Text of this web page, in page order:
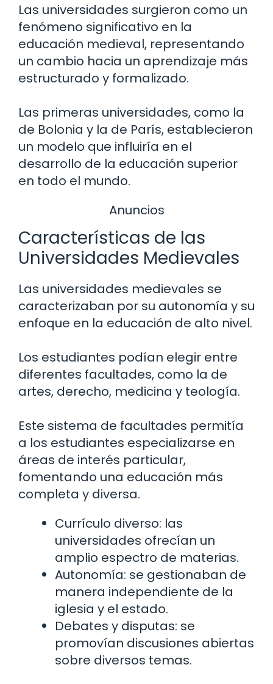
Las universidades surgieron como un
fenómeno significativo en la
educación medieval, representando
un cambio hacia un aprendizaje más
estructurado y formalizado.
Las primeras universidades, como la
de Bolonia y la de París, establecieron
un modelo que influiría en el
desarrollo de la educación superior
en todo el mundo.
Anuncios
Características de las
Universidades Medievales
Las universidades medievales se
caracterizaban por su autonomía y su
enfoque en la educación de alto nivel.
Los estudiantes podían elegir entre
diferentes facultades, como la de
artes, derecho, medicina y teología.
Este sistema de facultades permitía
a los estudiantes especializarse en
áreas de interés particular,
fomentando una educación más
completa y diversa.
Currículo diverso: las
universidades ofrecían un
amplio espectro de materias.
Autonomía: se gestionaban de
manera independiente de la
iglesia y el estado.
Debates y disputas: se
promovían discusiones abiertas
sobre diversos temas.